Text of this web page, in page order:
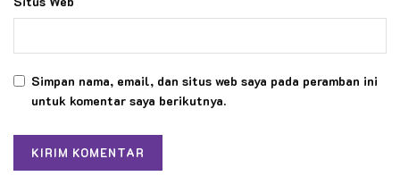
Simpan nama, email, dan situs web saya pada peramban ini
untuk komentar saya berikutnya.